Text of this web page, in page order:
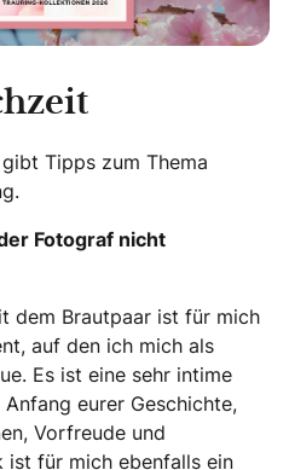
gibt Tipps zum Thema
Fotograf nicht
dem Brautpaar ist für mich
auf den ich mich als
Es ist eine sehr intime
eurer Geschichte,
Vorfreude und
ist für mich ebenfalls ein